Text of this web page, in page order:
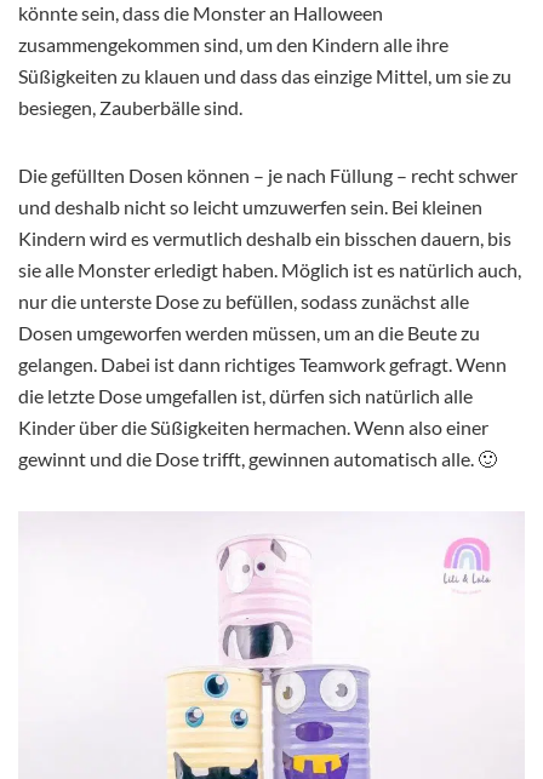
könnte sein, dass die Monster an Halloween
zusammengekommen sind, um den Kindern alle ihre
Süßigkeiten zu klauen und dass das einzige Mittel, um sie zu
besiegen, Zauberbälle sind.
Die gefüllten Dosen können – je nach Füllung – recht schwer
und deshalb nicht so leicht umzuwerfen sein. Bei kleinen
Kindern wird es vermutlich deshalb ein bisschen dauern, bis
sie alle Monster erledigt haben. Möglich ist es natürlich auch,
nur die unterste Dose zu befüllen, sodass zunächst alle
Dosen umgeworfen werden müssen, um an die Beute zu
gelangen. Dabei ist dann richtiges Teamwork gefragt. Wenn
die letzte Dose umgefallen ist, dürfen sich natürlich alle
Kinder über die Süßigkeiten hermachen. Wenn also einer
gewinnt und die Dose trifft, gewinnen automatisch alle. 🙂